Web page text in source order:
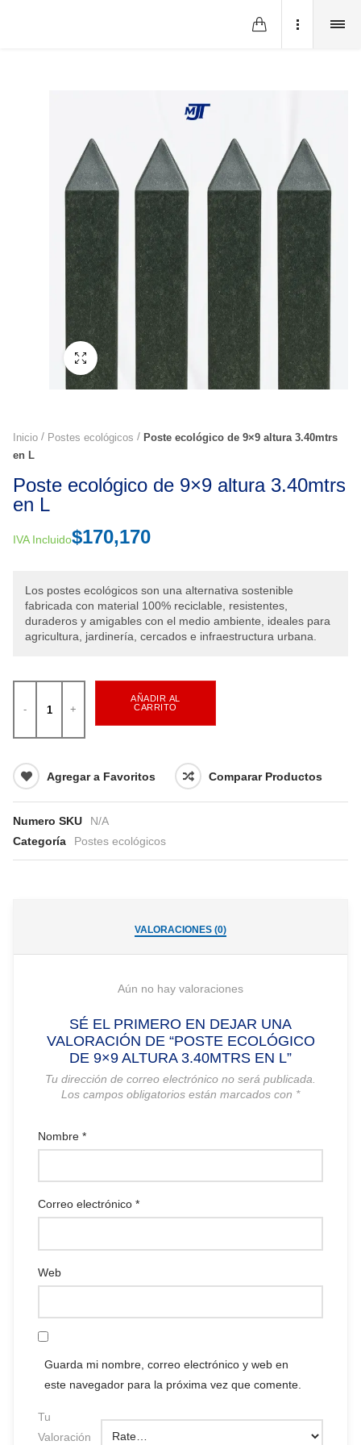
Fullscreen
Inicio Postes ecológicos
Poste ecológico de 9×9 altura 3.40mtrs
en L
Poste ecológico de 9×9 altura 3.40mtrs
en L
$170,170
IVA Incluido
Los postes ecológicos son una alternativa sostenible
fabricada con material 100% reciclable, resistentes,
duraderos y amigables con el medio ambiente, ideales para
agricultura, jardinería, cercados e infraestructura urbana.
AÑADIR AL
CARRITO
Agregar a Favoritos Comparar Productos
Numero SKU
N/A
Categoría
Postes ecológicos
VALORACIONES (0)
Aún no hay valoraciones
SÉ EL PRIMERO EN DEJAR UNA
VALORACIÓN DE “POSTE ECOLÓGICO
DE 9×9 ALTURA 3.40MTRS EN L”
Tu dirección de correo electrónico no será publicada.
Los campos obligatorios están marcados con *
Nombre *
Correo electrónico *
Web
Guarda mi nombre, correo electrónico y web en
este navegador para la próxima vez que comente.
Tu
Valoración